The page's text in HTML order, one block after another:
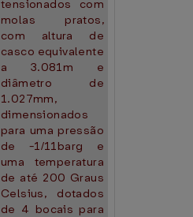
tensionados com
molas pratos,
com altura de
casco equivalente
a 3.081m e
diâmetro de
1.027mm,
dimensionados
para uma pressão
de -1/11barg e
uma temperatura
de até 200 Graus
Celsius, dotados
de 4 bocais para